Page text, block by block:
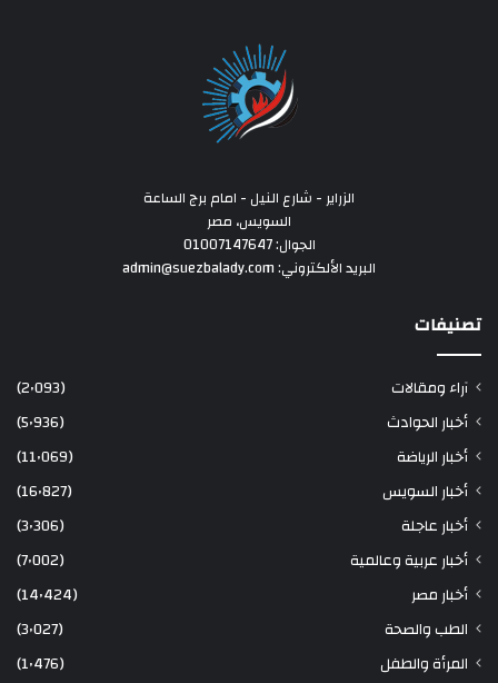
الزراير - شارع النيل - امام برج الساعة
السويس، مصر
الجوال: 01007147647
البريد الألكتروني: admin@suezbalady.com
تصنيفات
آراء ومقالات
(2٬093)
أخبار الحوادث
(5٬936)
أخبار الرياضة
(11٬069)
أخبار السويس
(16٬827)
أخبار عاجلة
(3٬306)
أخبار عربية وعالمية
(7٬002)
أخبار مصر
(14٬424)
الطب والصحة
(3٬027)
المرأة والطفل
(1٬476)